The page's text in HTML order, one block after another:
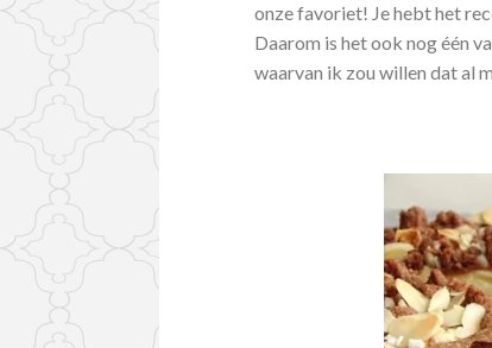
onze favoriet! Je hebt het
Daarom is het ook nog één
waarvan ik zou willen dat al